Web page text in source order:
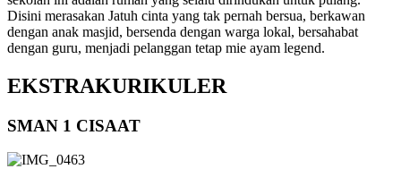
Disini merasakan Jatuh cinta yang tak pernah bersua, berkawan
dengan anak masjid, bersenda dengan warga lokal, bersahabat
dengan guru, menjadi pelanggan tetap mie ayam legend.
EKSTRAKURIKULER
SMAN 1 CISAAT